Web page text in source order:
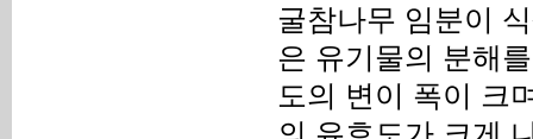
굴참나무 임분이
은 유기물의 분해
도의 변이 폭이 크